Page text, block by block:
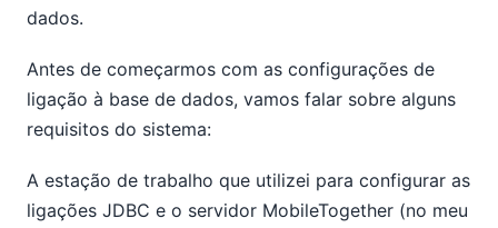
dados.
Antes de começarmos com as configurações de
ligação à base de dados, vamos falar sobre alguns
requisitos do sistema:
A estação de trabalho que utilizei para configurar as
ligações JDBC e o servidor MobileTogether (no meu